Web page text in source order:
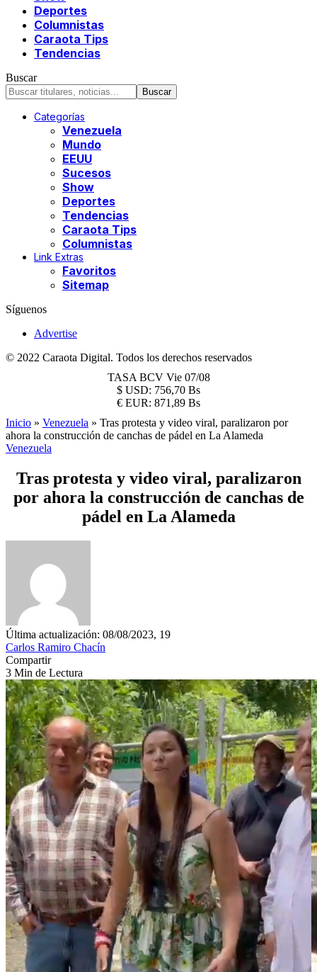
Deportes
Columnistas
Caraota Tips
Tendencias
Buscar
Categorías
Venezuela
Mundo
EEUU
Sucesos
Show
Deportes
Tendencias
Caraota Tips
Columnistas
Link Extras
Favoritos
Sitemap
Síguenos
Advertise
© 2022 Caraota Digital. Todos los derechos reservados
TASA BCV Vie 07/08
$ USD: 756,70 Bs
€ EUR: 871,89 Bs
Inicio » Venezuela » Tras protesta y video viral, paralizaron por
ahora la construcción de canchas de pádel en La Alameda
Venezuela
Tras protesta y video viral, paralizaron
por ahora la construcción de canchas de
pádel en La Alameda
Última actualización: 08/08/2023, 19
Carlos Ramiro Chacín
Compartir
3 Min de Lectura